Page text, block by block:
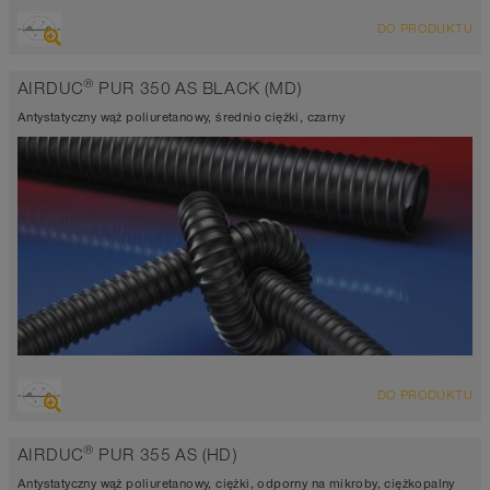
Wąż wyciągowo-nadmuchowy, odporny na ścieranie wąż do wielu
antystatyczny < 10⁹ Ω
Grubość ścianki ok. 0,7 mm
DO PRODUKTU
AIRDUC® PUR 350 AS BLACK (MD)
Antystatyczny wąż poliuretanowy, średnio ciężki, czarny
Wąż wyciągowo-nadmuchowy, odporny na ścieranie wąż do wielu
antystatyczny < 10⁹ Ω
Grubość ścianki ok. 0,7 mm
DO PRODUKTU
AIRDUC® PUR 355 AS (HD)
Antystatyczny wąż poliuretanowy, ciężki, odporny na mikroby, ciężkopalny